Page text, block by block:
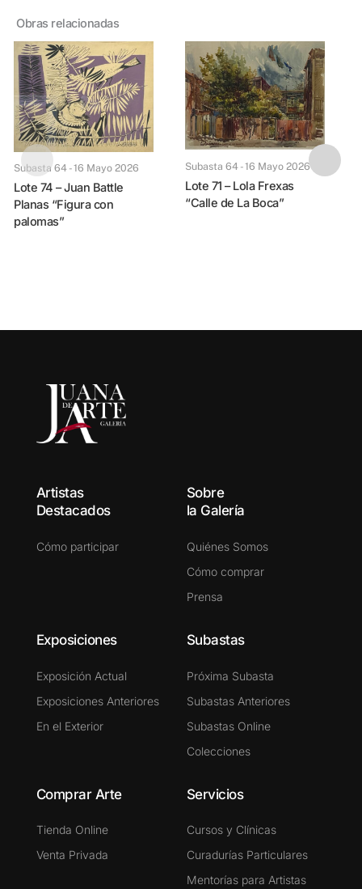
Obras relacionadas
Subasta 64 - 16 Mayo 2026
Lote 74 – Juan Battle
Planas “Figura con
palomas”
Subasta 64 - 16 Mayo 2026
Lote 71 – Lola Frexas
“Calle de La Boca”
Artistas
Destacados
Cómo participar
Sobre
la Galería
Quiénes Somos
Cómo comprar
Prensa
Exposiciones
Exposición Actual
Exposiciones Anteriores
En el Exterior
Subastas
Próxima Subasta
Subastas Anteriores
Subastas Online
Colecciones
Comprar Arte
Tienda Online
Venta Privada
Servicios
Cursos y Clínicas
Curadurías Particulares
Mentorías para Artistas